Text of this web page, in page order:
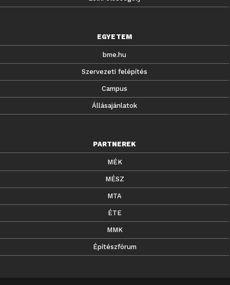
EGYETEM
bme.hu
Szervezeti felépítés
Campus
Állásajánlatok
PARTNEREK
MÉK
MÉSZ
MTA
ÉTE
MMK
Építészfórum